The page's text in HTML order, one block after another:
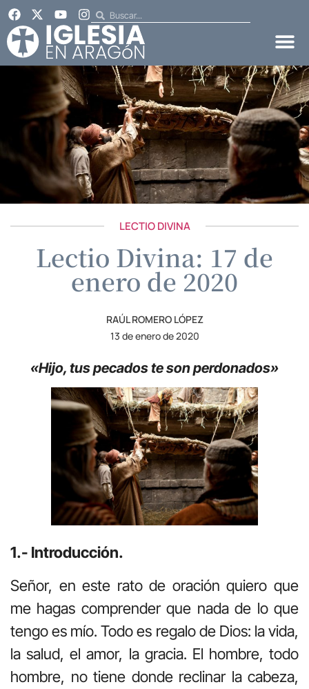
LECTIO DIVINA
Lectio Divina: 17 de
enero de 2020
RAÚL ROMERO LÓPEZ
13 de enero de 2020
«Hijo, tus pecados te son perdonados»
1.- Introducción.
Señor, en este rato de oración quiero que
me hagas comprender que nada de lo que
tengo es mío. Todo es regalo de Dios: la vida,
la salud, el amor, la gracia. El hombre, todo
hombre, no tiene donde reclinar la cabeza,